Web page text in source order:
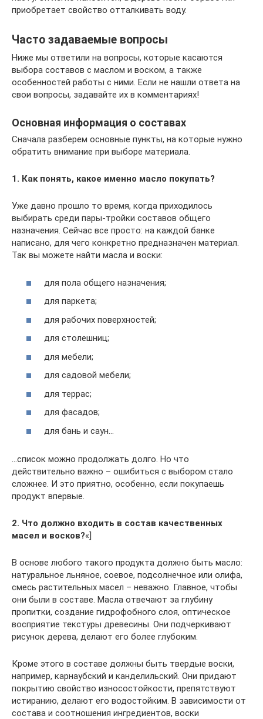
приобретает свойство отталкивать воду.
Часто задаваемые вопросы
Ниже мы ответили на вопросы, которые касаются
выбора составов с маслом и воском, а также
особенностей работы с ними. Если не нашли ответа на
свои вопросы, задавайте их в комментариях!
Основная информация о составах
Сначала разберем основные пункты, на которые нужно
обратить внимание при выборе материала.
1. Как понять, какое именно масло покупать?
Уже давно прошло то время, когда приходилось
выбирать среди пары-тройки составов общего
назначения. Сейчас все просто: на каждой банке
написано, для чего конкретно предназначен материал.
Так вы можете найти масла и воски:
для пола общего назначения;
для паркета;
для рабочих поверхностей;
для столешниц;
для мебели;
для садовой мебели;
для террас;
для фасадов;
для бань и саун…
…список можно продолжать долго. Но что
действительно важно – ошибиться с выбором стало
сложнее. И это приятно, особенно, если покупаешь
продукт впервые.
2. Что должно входить в состав качественных
масел и восков?«]
В основе любого такого продукта должно быть масло:
натуральное льняное, соевое, подсолнечное или олифа,
смесь растительных масел – неважно. Главное, чтобы
они были в составе. Масла отвечают за глубину
пропитки, создание гидрофобного слоя, оптическое
восприятие текстуры древесины. Они подчеркивают
рисунок дерева, делают его более глубоким.
Кроме этого в составе должны быть твердые воски,
например, карнаубский и канделильский. Они придают
покрытию свойство износостойкости, препятствуют
истиранию, делают его водостойким. В зависимости от
состава и соотношения ингредиентов, воски